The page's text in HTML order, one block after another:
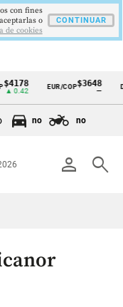
EUR/COP$3648
—
no no
person search
con fines
o
de cookies
CONTINUAR